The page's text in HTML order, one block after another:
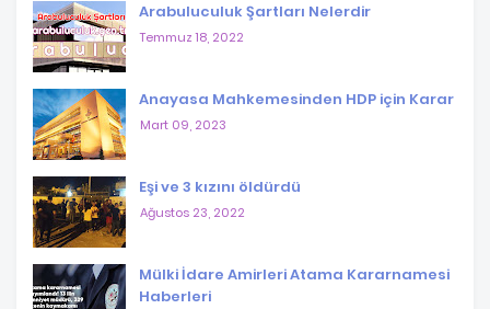
Arabuluculuk Şartları Nelerdir
Temmuz 18, 2022
Anayasa Mahkemesinden HDP için Karar
Mart 09, 2023
Eşi ve 3 kızını öldürdü
Ağustos 23, 2022
Mülki İdare Amirleri Atama Kararnamesi
Haberleri